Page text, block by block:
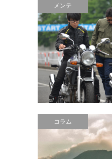
メンテ
コラム